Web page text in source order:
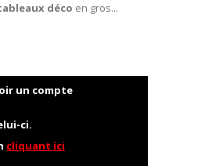
déco en gros...
un compte
ci.
cliquant ici